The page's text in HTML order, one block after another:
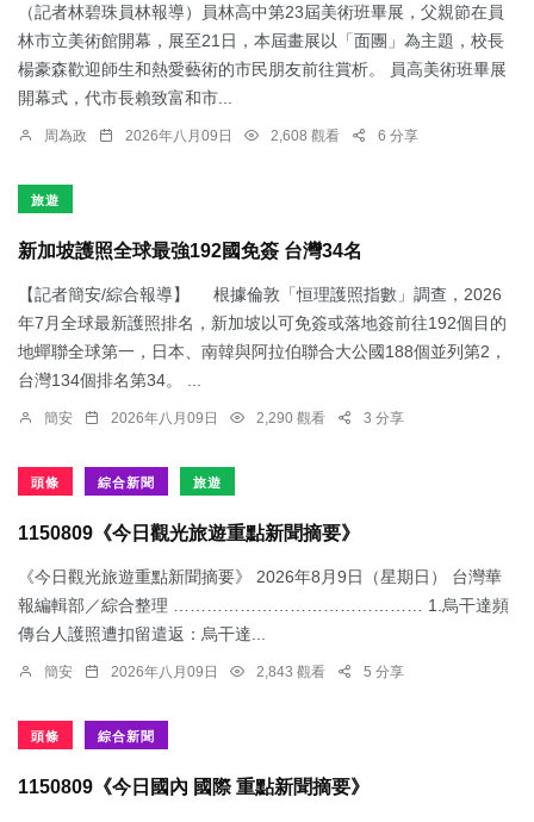
（記者林碧珠員林報導）員林高中第23屆美術班畢展，父親節在員
林市立美術館開幕，展至21日，本屆畫展以「面團」為主題，校長
楊豪森歡迎師生和熱愛藝術的市民朋友前往賞析。 員高美術班畢展
開幕式，代市長賴致富和市...
周為政 2026年八月09日 2,608 觀看 6 分享
旅遊
新加坡護照全球最強192國免簽 台灣34名
【記者簡安/綜合報導】 根據倫敦「恒理護照指數」調查，2026
年7月全球最新護照排名，新加坡以可免簽或落地簽前往192個目的
地蟬聯全球第一，日本、南韓與阿拉伯聯合大公國188個並列第2，
台灣134個排名第34。 ...
簡安 2026年八月09日 2,290 觀看 3 分享
頭條 綜合新聞 旅遊
1150809《今日觀光旅遊重點新聞摘要》
《今日觀光旅遊重點新聞摘要》 2026年8月9日（星期日） 台灣華
報編輯部／綜合整理 ……………………………………… 1.烏干達頻
傳台人護照遭扣留遣返：​烏干達...
簡安 2026年八月09日 2,843 觀看 5 分享
頭條 綜合新聞
1150809《今日國內 國際 重點新聞摘要》